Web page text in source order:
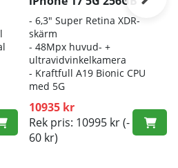
- 6,3" Super Retina XDR-
skärm
- 48Mpx huvud- +
ultravidvinkelkamera
- Kraftfull A19 Bionic CPU
med 5G
10935 kr
Rek pris: 10995 kr(-
60 kr)